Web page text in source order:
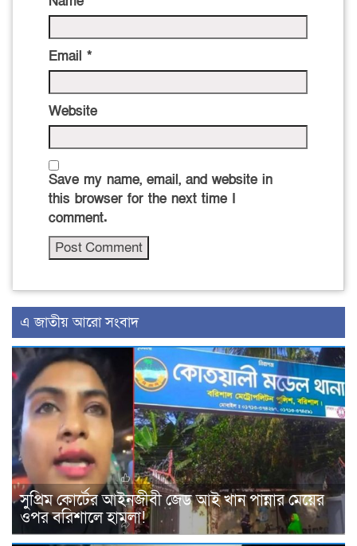
Email *
Website
Save my name, email, and website in
this browser for the next time I
comment.
এ জাতীয় আরো সংবাদ
সুপ্রিম কোর্টের আইনজীবী জেড আই খান পান্নার মেয়ের
ওপর বরিশালে হামলা!